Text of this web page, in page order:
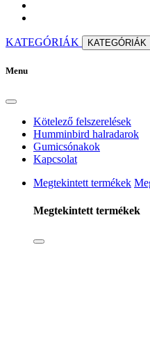
KATEGÓRIÁK KATEGÓRIÁK
Menu
Kötelező felszerelések
Humminbird halradarok
Gumicsónakok
Kapcsolat
Megtekintett termékek
Megtekintett termékek